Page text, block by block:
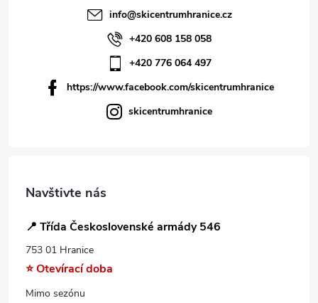
info@skicentrumhranice.cz
+420 608 158 058
+420 776 064 497
https://www.facebook.com/skicentrumhranice
skicentrumhranice
Navštivte nás
📍 Třída Československé armády 546
753 01 Hranice
⭐ Otevírací doba
Mimo sezónu